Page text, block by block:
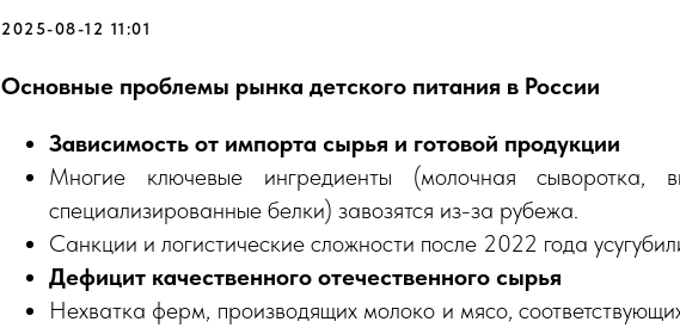
2025-08-12 11:01
Основные проблемы рынка детского питания в России
Зависимость от импорта сырья и готовой продукции
Многие ключевые ингредиенты (молочная сыворотка,
специализированные белки) завозятся из-за рубежа.
Санкции и логистические сложности после 2022 года
Дефицит качественного отечественного сырья
Нехватка ферм, производящих молоко и мясо,